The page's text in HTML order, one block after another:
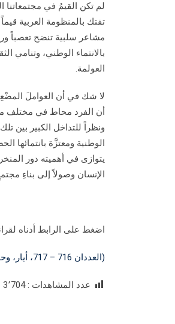
لم تكن القيمُ في
تفتك بالمنظومة العربية
مشاعر سلبية تنضح تعصباً
بالانتماء الوطني، وتنامي
العولمة.
لا شك في أن العواملَ
أن الفرد محاط في مختلف
ونظراً للتداخل الكبير بين
الوطنية ومعتزَّة بانتمائها
يتوازى في أهميته دور
الإنسان وصولاً إلى بناءِ
اضغط على الرابط أدناه
(العددان 716 – 717، أيار، وحزيران 2023) pdf.
عدد المشاهدات : 3٬704